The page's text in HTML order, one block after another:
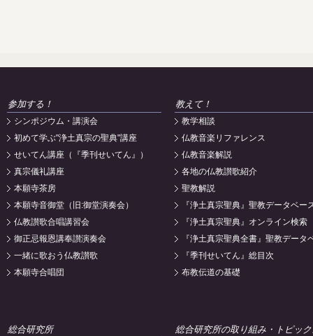
参加する！
シンポジウム・講演会
初めて学ぶ"浄土真宗の聖典"講座
せいてん講座（『季刊せいてん』）
真宗儀礼講座
本願寺茶房
本願寺音御堂（旧:御堂演奏会）
仏教讃歌合唱講習会
御正忌報恩講奉讃演奏会
一緒に歌おう仏教讃歌
本願寺合唱団
教えて！
教学相談
仏教音楽リファレンス
仏教音楽解説
各地の仏教讃歌紹介
聖教解説
『浄土真宗聖典』聖教データベー
『浄土真宗聖典』オンライン検索
『浄土真宗聖典全書』聖教データ
『季刊せいてん』総目次
布教伝道の基礎
総合研究所 総合研究所の取り組み・トピッ